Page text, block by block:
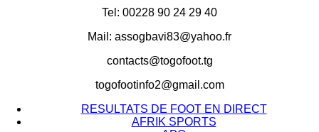
Tel: 00228 90 24 29 40
Mail: assogbavi83@yahoo.fr
contacts@togofoot.tg
togofootinfo2@gmail.com
RESULTATS DE FOOT EN DIRECT
AFRIK SPORTS